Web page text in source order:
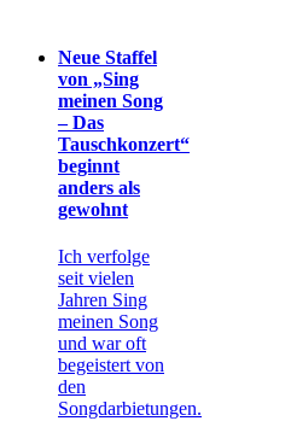
Neue Staffel
von „Sing
meinen Song
– Das
Tauschkonzert“
beginnt
anders als
gewohnt
Ich verfolge
seit vielen
Jahren Sing
meinen Song
und war oft
begeistert von
den
Songdarbietungen.